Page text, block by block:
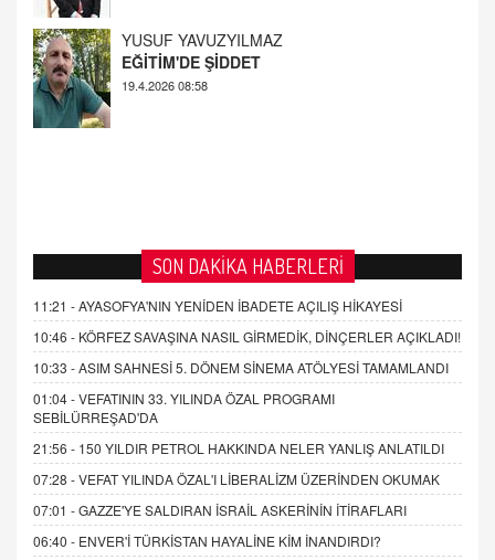
YUSUF YAVUZYILMAZ
EĞİTİM'DE ŞİDDET
19.4.2026 08:58
SON DAKİKA HABERLERİ
11:21 -AYASOFYA'NIN YENİDEN İBADETE AÇILIŞ HİKAYESİ
10:46 - KÖRFEZ SAVAŞINA NASIL GİRMEDİK, DİNÇERLER AÇIKLADI!
10:33 -ASIM SAHNESİ 5. DÖNEM SİNEMA ATÖLYESİ TAMAMLANDI
01:04 -VEFATININ 33. YILINDA ÖZAL PROGRAMI
SEBİLÜRREŞAD'DA
21:56 - 150 YILDIR PETROL HAKKINDA NELER YANLIŞ ANLATILDI
07:28 -VEFAT YILINDA ÖZAL'I LİBERALİZM ÜZERİNDEN OKUMAK
07:01 -GAZZE'YE SALDIRAN İSRAİL ASKERİNİN İTİRAFLARI
06:40 - ENVER'İ TÜRKİSTAN HAYALİNE KİM İNANDIRDI?